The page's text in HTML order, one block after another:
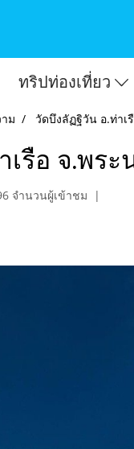
ทริปท่องเที่ยว
ม วัดบึงลัฏฐิวัน อ.ท่าเ
รือ จ.พร
จำนวนผู้เข้าชม |